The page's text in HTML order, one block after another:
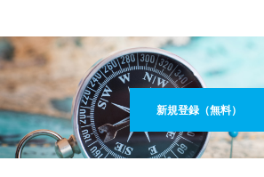
新規登録（無料）